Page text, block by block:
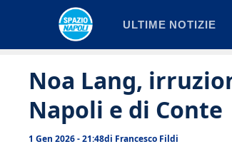
ULTIME NOTIZIE
Noa Lang,
Napoli e di Conte
1 Gen 2026 - 21:48di Francesco Fildi